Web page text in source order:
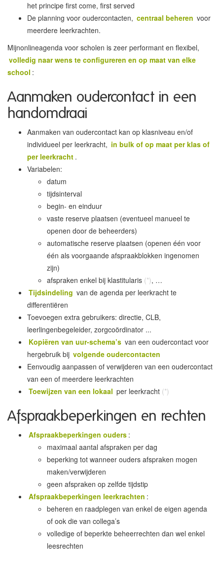
het principe first come, first served
De planning voor oudercontacten, centraal beheren voor
meerdere leerkrachten.
Mijnonlineagenda voor scholen is zeer performant en flexibel,
volledig naar wens te configureren en op maat van elke
school :
Aanmaken oudercontact in een
handomdraai
Aanmaken van oudercontact kan op klasniveau en/of
individueel per leerkracht, in bulk of op maat per klas of
per leerkracht .
Variabelen:
datum
tijdsinterval
begin- en einduur
vaste reserve plaatsen (eventueel manueel te
openen door de beheerders)
automatische reserve plaatsen (openen één voor
één als voorgaande afspraakblokken ingenomen
zijn)
afspraken enkel bij klastitularis (*), …
Tijdsindeling van de agenda per leerkracht te
differentiëren
Toevoegen extra gebruikers: directie, CLB,
leerlingenbegeleider, zorgcoördinator ...
Kopiëren van uur-schema’s van een oudercontact voor
hergebruik bij volgende oudercontacten
Eenvoudig aanpassen of verwijderen van een oudercontact
van een of meerdere leerkrachten
Toewijzen van een lokaal per leerkracht (*)
Afspraakbeperkingen en rechten
Afspraakbeperkingen ouders :
maximaal aantal afspraken per dag
beperking tot wanneer ouders afspraken mogen
maken/verwijderen
geen afspraken op zelfde tijdstip
Afspraakbeperkingen leerkrachten :
beheren en raadplegen van enkel de eigen agenda
of ook die van collega’s
volledige of beperkte beheerrechten dan wel enkel
leesrechten